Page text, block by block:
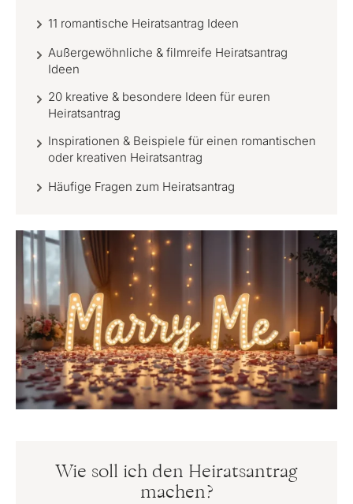
11 romantische Heiratsantrag Ideen
Außergewöhnliche & filmreife Heiratsantrag
Ideen
20 kreative & besondere Ideen für euren
Heiratsantrag
Inspirationen & Beispiele für einen romantischen
oder kreativen Heiratsantrag
Häufige Fragen zum Heiratsantrag
Wie soll ich den Heiratsantrag
machen?